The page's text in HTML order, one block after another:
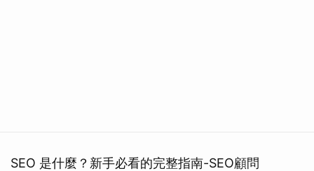
SEO 是什麼？新手必看的完整指南-SEO顧問